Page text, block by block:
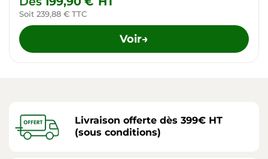
Soit 239,88 € TTC
Voir→
Livraison offerte dès 399€ HT
(sous conditions)